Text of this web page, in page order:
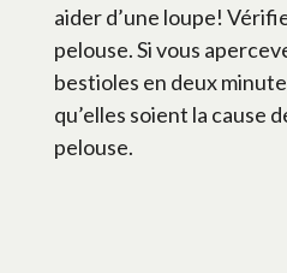
aider d’une loupe!
pelouse. Si vous
bestioles en deux
qu’elles soient la cause
pelouse.